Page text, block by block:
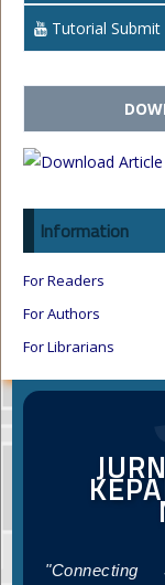
Tutorial Submit
Information
For Readers
For Authors
For Librarians